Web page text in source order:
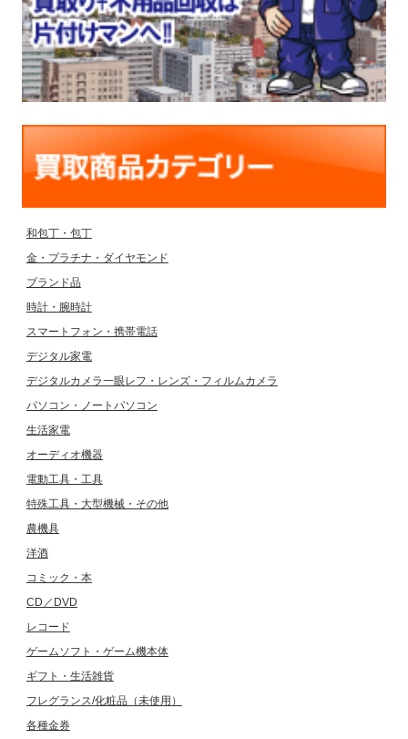
和包丁・包丁
金・プラチナ・ダイヤモンド
ブランド品
時計・腕時計
スマートフォン・携帯電話
デジタル家電
デジタルカメラ一眼レフ・レンズ・フィルムカメラ
パソコン・ノートパソコン
生活家電
オーディオ機器
電動工具・工具
特殊工具・大型機械・その他
農機具
洋酒
コミック・本
CD／DVD
レコード
ゲームソフト・ゲーム機本体
ギフト・生活雑貨
フレグランス/化粧品（未使用）
各種金券